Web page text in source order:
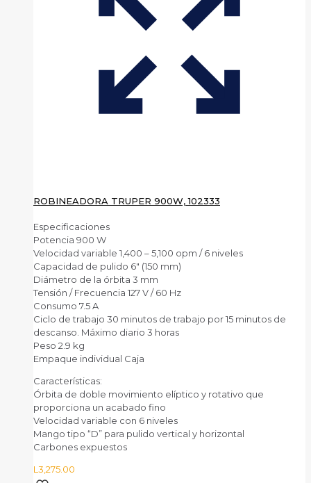
ROBINEADORA TRUPER 900W, 102333
Especificaciones
Potencia 900 W
Velocidad variable 1,400 – 5,100 opm / 6 niveles
Capacidad de pulido 6″ (150 mm)
Diámetro de la órbita 3 mm
Tensión / Frecuencia 127 V / 60 Hz
Consumo 7.5 A
Ciclo de trabajo 30 minutos de trabajo por 15 minutos de
descanso. Máximo diario 3 horas
Peso 2.9 kg
Empaque individual Caja
Características:
Órbita de doble movimiento elíptico y rotativo que
proporciona un acabado fino
Velocidad variable con 6 niveles
Mango tipo “D” para pulido vertical y horizontal
Carbones expuestos
L 3,275.00